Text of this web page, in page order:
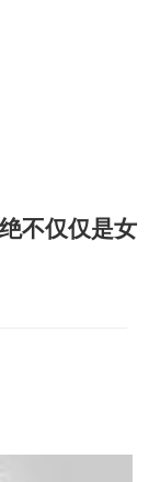
不仅仅是女